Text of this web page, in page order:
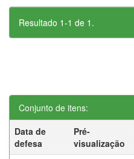
Resultado 1-1 de 1.
Conjunto de itens:
Data de
defesa
Pré-
visualização